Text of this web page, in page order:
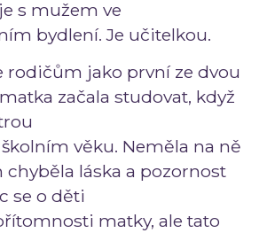
s mužem ve
bydlení. Je učitelkou.
rodičům jako první ze dvou
začala studovat, když
věku. Neměla na ně
chyběla láska a pozornost
se o děti
matky, ale tato